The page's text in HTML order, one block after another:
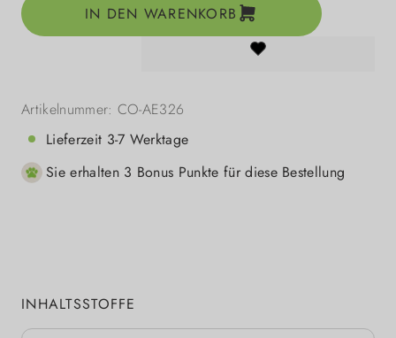
IN DEN WARENKORB
Artikelnummer: CO-AE326
Lieferzeit 3-7 Werktage
Sie erhalten 3 Bonus Punkte für diese Bestellung
INHALTSSTOFFE